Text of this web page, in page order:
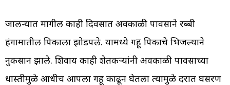
जालन्यात मागील काही दिवसात अवकाळी पावसाने रब्बी
हंगामातील पिकाला झोडपले. यामध्ये गहू पिकाचे भिजल्याने
नुकसान झाले. शिवाय काही शेतकऱ्यांनी अवकाळी पावसाच्या
धास्तीमुळे आधीच आपला गहू काढून घेतला त्यामुळे दरात घसरण